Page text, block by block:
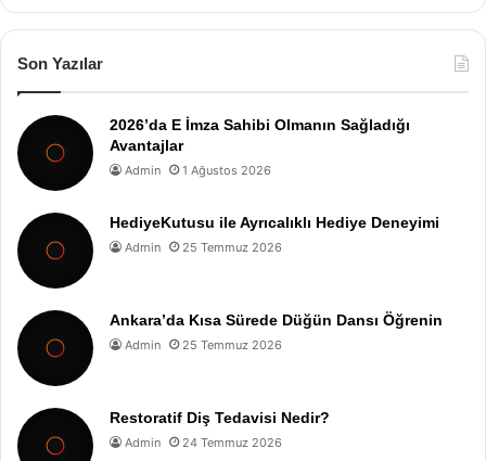
Son Yazılar
2026’da E İmza Sahibi Olmanın Sağladığı
Avantajlar
Admin 1 Ağustos 2026
HediyeKutusu ile Ayrıcalıklı Hediye Deneyimi
Admin 25 Temmuz 2026
Ankara’da Kısa Sürede Düğün Dansı Öğrenin
Admin 25 Temmuz 2026
Restoratif Diş Tedavisi Nedir?
Admin 24 Temmuz 2026